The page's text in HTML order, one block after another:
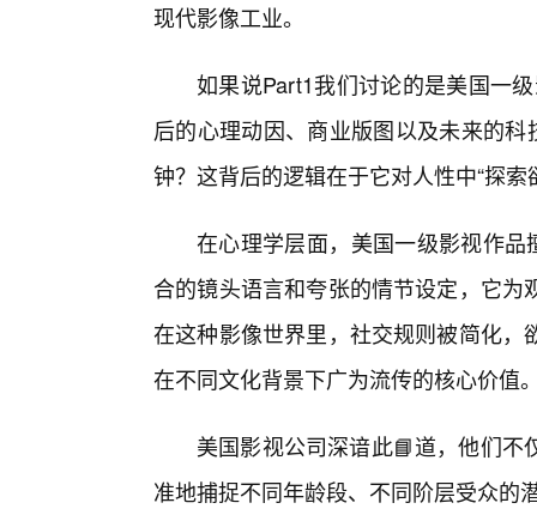
现代影像工业。
如果说Part1我们讨论的是美国一
后的心理动因、商业版图以及未来的
钟？这背后的逻辑在于它对人性中“探索
在心理学层面，美国一级影视作品
合的镜头语言和夸张的情节设定，它
在这种影像世界里，社交规则被简化
在不同文化背景下广为流传的核心价值
美国影视公司深谙此📘道，他们
准地捕捉不同年龄段、不同阶层受众的